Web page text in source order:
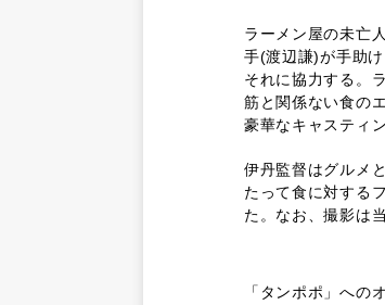
ラーメン屋の未亡
手(渡辺謙)が手助
それに協力する。
筋と関係ない食の
豪華なキャスティ
伊丹監督はグルメ
たって食に対する
た。なお、撮影は
「タンポポ」への